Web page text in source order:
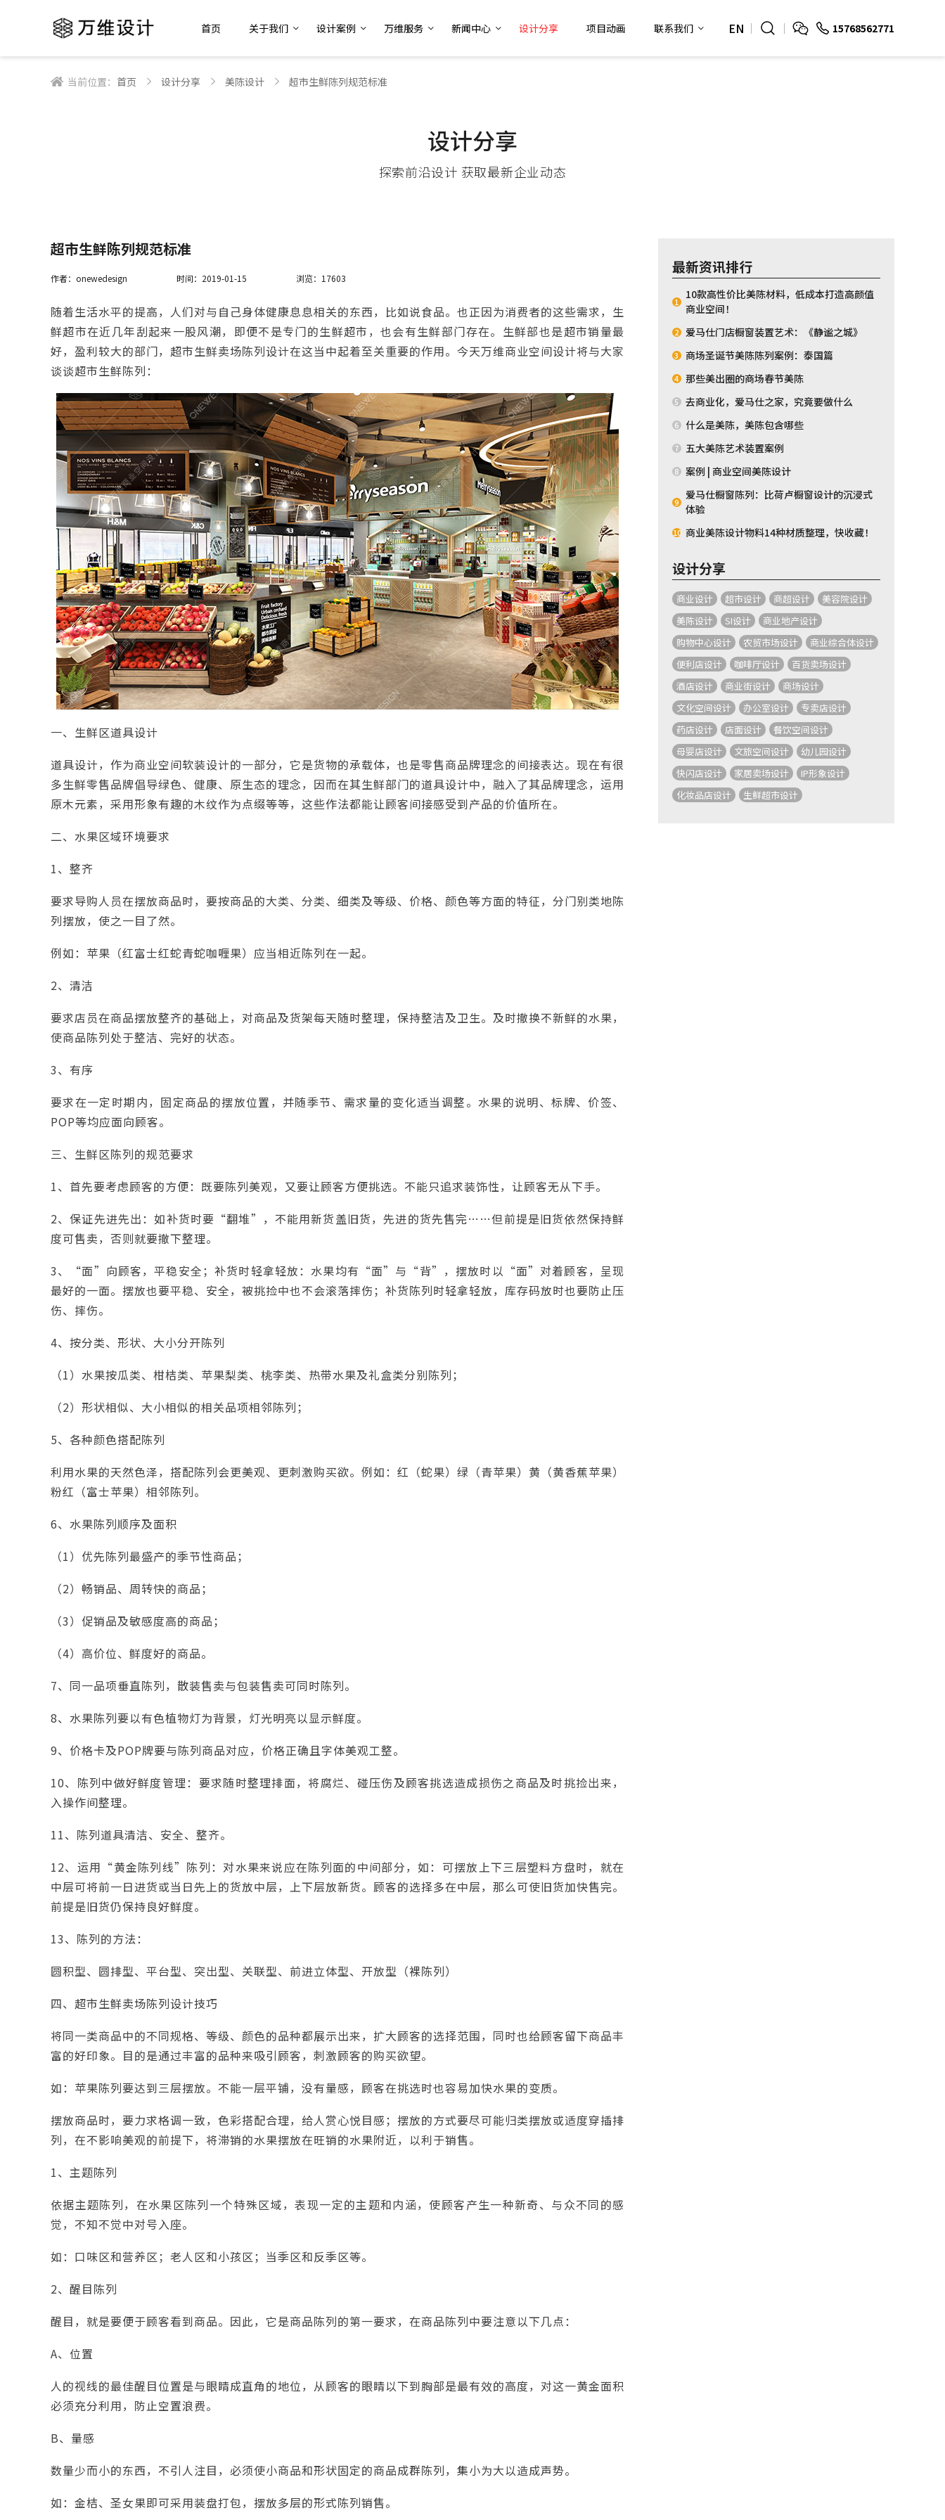
15768562771
EN
首页 关于我们 设计案例 万维服务 新闻中心 设计分享 项目动画 联系我们
当前位置： 首页 设计分享 美陈设计 超市生鲜陈列规范标准
设计分享
探索前沿设计 获取最新企业动态
超市生鲜陈列规范标准
作者：onewedesign 时间：2019-01-15 浏览：17603
随着生活水平的提高，人们对与自己身体健康息息相关的东西，比如说食品。也正因为消费者的这些需求，生
鲜超市在近几年刮起来一股风潮，即便不是专门的生鲜超市，也会有生鲜部门存在。生鲜部也是超市销量最
好，盈利较大的部门，超市生鲜卖场陈列设计在这当中起着至关重要的作用。今天万维商业空间设计将与大家
谈谈超市生鲜陈列：
一、生鲜区道具设计
道具设计，作为商业空间软装设计的一部分，它是货物的承载体，也是零售商品牌理念的间接表达。现在有很
多生鲜零售品牌倡导绿色、健康、原生态的理念，因而在其生鲜部门的道具设计中，融入了其品牌理念，运用
原木元素，采用形象有趣的木纹作为点缀等等，这些作法都能让顾客间接感受到产品的价值所在。
二、水果区域环境要求
1、整齐
要求导购人员在摆放商品时，要按商品的大类、分类、细类及等级、价格、颜色等方面的特征，分门别类地陈
列摆放，使之一目了然。
例如：苹果（红富士红蛇青蛇咖喱果）应当相近陈列在一起。
2、清洁
要求店员在商品摆放整齐的基础上，对商品及货架每天随时整理，保持整洁及卫生。及时撤换不新鲜的水果，
使商品陈列处于整洁、完好的状态。
3、有序
要求在一定时期内，固定商品的摆放位置，并随季节、需求量的变化适当调整。水果的说明、标牌、价签、
POP等均应面向顾客。
三、生鲜区陈列的规范要求
1、首先要考虑顾客的方便：既要陈列美观，又要让顾客方便挑选。不能只追求装饰性，让顾客无从下手。
2、保证先进先出：如补货时要“翻堆”，不能用新货盖旧货，先进的货先售完……但前提是旧货依然保持鲜
度可售卖，否则就要撤下整理。
3、“面”向顾客，平稳安全；补货时轻拿轻放：水果均有“面”与“背”，摆放时以“面”对着顾客，呈现
最好的一面。摆放也要平稳、安全，被挑捡中也不会滚落摔伤；补货陈列时轻拿轻放，库存码放时也要防止压
伤、摔伤。
4、按分类、形状、大小分开陈列
（1）水果按瓜类、柑桔类、苹果梨类、桃李类、热带水果及礼盒类分别陈列；
（2）形状相似、大小相似的相关品项相邻陈列；
5、各种颜色搭配陈列
利用水果的天然色泽，搭配陈列会更美观、更刺激购买欲。例如：红（蛇果）绿（青苹果）黄（黄香蕉苹果）
粉红（富士苹果）相邻陈列。
6、水果陈列顺序及面积
（1）优先陈列最盛产的季节性商品；
（2）畅销品、周转快的商品；
（3）促销品及敏感度高的商品；
（4）高价位、鲜度好的商品。
7、同一品项垂直陈列，散装售卖与包装售卖可同时陈列。
8、水果陈列要以有色植物灯为背景，灯光明亮以显示鲜度。
9、价格卡及POP牌要与陈列商品对应，价格正确且字体美观工整。
10、陈列中做好鲜度管理：要求随时整理排面，将腐烂、碰压伤及顾客挑选造成损伤之商品及时挑捡出来，
入操作间整理。
11、陈列道具清洁、安全、整齐。
12、运用“黄金陈列线”陈列：对水果来说应在陈列面的中间部分，如：可摆放上下三层塑料方盘时，就在
中层可将前一日进货或当日先上的货放中层，上下层放新货。顾客的选择多在中层，那么可使旧货加快售完。
前提是旧货仍保持良好鲜度。
13、陈列的方法：
圆积型、圆排型、平台型、突出型、关联型、前进立体型、开放型（裸陈列）
四、超市生鲜卖场陈列设计技巧
将同一类商品中的不同规格、等级、颜色的品种都展示出来，扩大顾客的选择范围，同时也给顾客留下商品丰
富的好印象。目的是通过丰富的品种来吸引顾客，刺激顾客的购买欲望。
如：苹果陈列要达到三层摆放。不能一层平铺，没有量感，顾客在挑选时也容易加快水果的变质。
摆放商品时，要力求格调一致，色彩搭配合理，给人赏心悦目感；摆放的方式要尽可能归类摆放或适度穿插排
列，在不影响美观的前提下，将滞销的水果摆放在旺销的水果附近，以利于销售。
1、主题陈列
依据主题陈列，在水果区陈列一个特殊区域，表现一定的主题和内涵，使顾客产生一种新奇、与众不同的感
觉，不知不觉中对号入座。
如：口味区和营养区；老人区和小孩区；当季区和反季区等。
2、醒目陈列
醒目，就是要便于顾客看到商品。因此，它是商品陈列的第一要求，在商品陈列中要注意以下几点：
A、位置
人的视线的最佳醒目位置是与眼睛成直角的地位，从顾客的眼睛以下到胸部是最有效的高度，对这一黄金面积
必须充分利用，防止空置浪费。
B、量感
数量少而小的东西，不引人注目，必须使小商品和形状固定的商品成群陈列，集小为大以造成声势。
如：金桔、圣女果即可采用装盘打包，摆放多层的形式陈列销售。
最新资讯排行
1
10款高性价比美陈材料，低成本打造高颜值
商业空间！
2 爱马仕门店橱窗装置艺术：《静谧之城》
3 商场圣诞节美陈陈列案例：泰国篇
4 那些美出圈的商场春节美陈
5 去商业化，爱马仕之家，究竟要做什么
6 什么是美陈，美陈包含哪些
7 五大美陈艺术装置案例
8 案例 | 商业空间美陈设计
9
爱马仕橱窗陈列：比荷卢橱窗设计的沉浸式
体验
10 商业美陈设计物料14种材质整理，快收藏！
设计分享
商业设计 超市设计 商超设计
美容院设计
美陈设计
SI设计
商业地产设计
购物中心设计
农贸市场设计
商业综合体设计
便利店设计
咖啡厅设计
百货卖场设计
酒店设计
商业街设计
商场设计
文化空间设计
办公室设计
专卖店设计
药店设计
店面设计
餐饮空间设计
母婴店设计
文旅空间设计
幼儿园设计
快闪店设计
家居卖场设计
IP形象设计
化妆品店设计
生鲜超市设计